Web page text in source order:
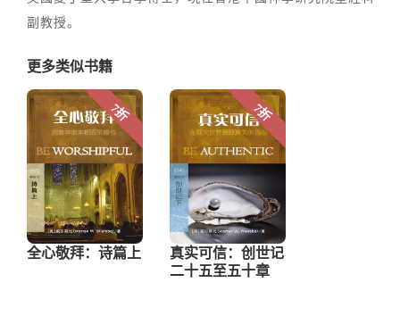
副教授。
更多类似书籍